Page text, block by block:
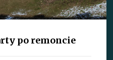
po remoncie